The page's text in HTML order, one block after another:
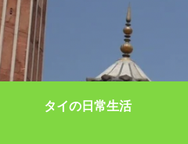
タイの日常生活